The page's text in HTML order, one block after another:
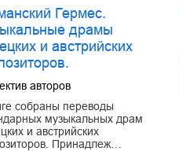
Гермес.
драмы
и австрийских
авторов
собраны переводы
музыкальных драм
и австрийских
Принадлеж…